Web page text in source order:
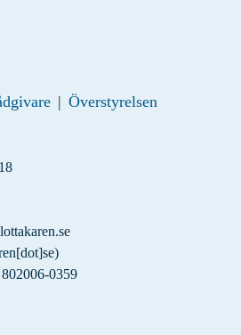
| Överstyrelsen
0359